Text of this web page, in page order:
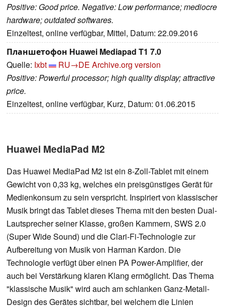
Positive: Good price. Negative: Low performance; mediocre
hardware; outdated softwares.
Einzeltest, online verfügbar, Mittel, Datum: 22.09.2016
Планшетофон Huawei Mediapad T1 7.0
Quelle: Ixbt RU→DE Archive.org version
Positive: Powerful processor; high quality display; attractive
price.
Einzeltest, online verfügbar, Kurz, Datum: 01.06.2015
Huawei MediaPad M2
Das Huawei MediaPad M2 ist ein 8-Zoll-Tablet mit einem
Gewicht von 0,33 kg, welches ein preisgünstiges Gerät für
Medienkonsum zu sein verspricht. Inspiriert von klassischer
Musik bringt das Tablet dieses Thema mit den besten Dual-
Lautsprecher seiner Klasse, großen Kammern, SWS 2.0
(Super Wide Sound) und die Clari-Fi-Technologie zur
Aufbereitung von Musik von Harman Kardon. Die
Technologie verfügt über einen PA Power-Amplifier, der
auch bei Verstärkung klaren Klang ermöglicht. Das Thema
"klassische Musik" wird auch am schlanken Ganz-Metall-
Design des Gerätes sichtbar, bei welchem die Linien